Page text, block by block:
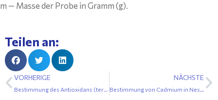
m — Masse der Probe in Gramm (g).
Teilen an:
VORHERIGE NÄCHSTE